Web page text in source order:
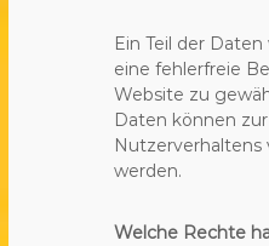
Ein Teil der
eine fehlerfreie
Website zu
Daten können
Nutzerverhaltens
werden.
Welche Rechte